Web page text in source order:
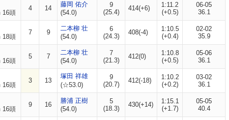
16頭
4 14
藤岡 佑介
(54.0)
9
(25.4)
414(+6)
1:11.2
(+0.5)
06-05
36.1
18頭
7 9
二本柳 壮
(54.0)
6
(24.3)
408(-4)
1:10.5
(+0.4)
02-02
35.9
16頭
5 7
二本柳 壮
(54.0)
7
(21.3)
412(0)
1:10.8
(+0.5)
05-06
36.1
16頭
3 13
塚田 祥雄
(☆53.0)
9
(20.7)
412(-18)
1:10.2
(+0.2)
03-02
36.1
16頭
9 16
勝浦 正樹
(54.0)
5
(18.3)
430(+14)
1:15.1
(+1.7)
05-05
40.4